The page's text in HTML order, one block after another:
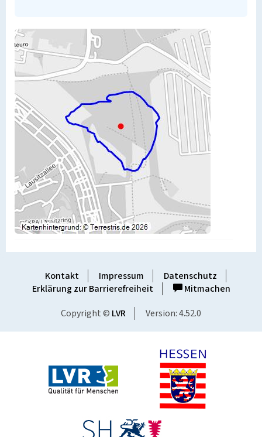
Kontakt Impressum
Datenschutz
Erklärung zur Barrierefreiheit
Mitmachen
Copyright © LVR Version: 4.52.0